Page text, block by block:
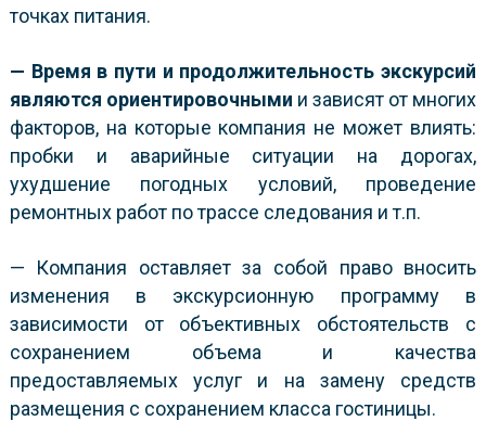
точках питания.
— Время в пути и продолжительность экскурсий
являются ориентировочными и зависят от многих
факторов, на которые компания не может влиять:
пробки и аварийные ситуации на дорогах,
ухудшение погодных условий, проведение
ремонтных работ по трассе следования и т.п.
— Компания оставляет за собой право вносить
изменения в экскурсионную программу в
зависимости от объективных обстоятельств с
сохранением объема и качества
предоставляемых услуг и на замену средств
размещения с сохранением класса гостиницы.